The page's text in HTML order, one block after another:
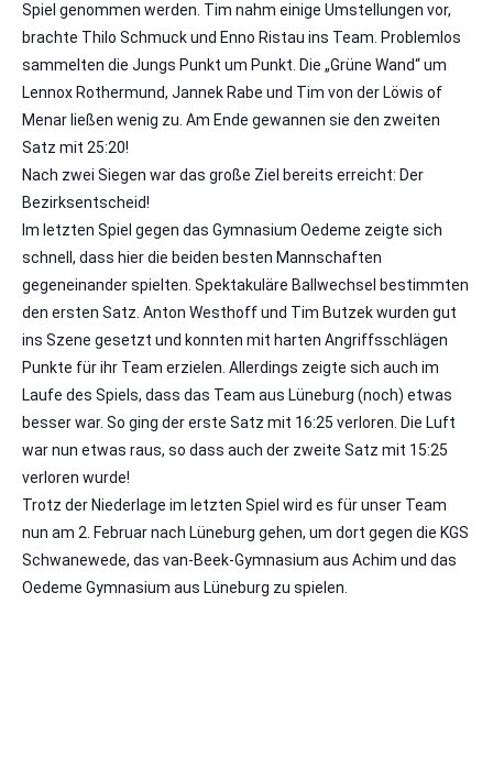
Spiel genommen werden. Tim nahm einige Umstellungen vor,
brachte Thilo Schmuck und Enno Ristau ins Team. Problemlos
sammelten die Jungs Punkt um Punkt. Die „Grüne Wand“ um
Lennox Rothermund, Jannek Rabe und Tim von der Löwis of
Menar ließen wenig zu. Am Ende gewannen sie den zweiten
Satz mit 25:20!
Nach zwei Siegen war das große Ziel bereits erreicht: Der
Bezirksentscheid!
Im letzten Spiel gegen das Gymnasium Oedeme zeigte sich
schnell, dass hier die beiden besten Mannschaften
gegeneinander spielten. Spektakuläre Ballwechsel bestimmten
den ersten Satz. Anton Westhoff und Tim Butzek wurden gut
ins Szene gesetzt und konnten mit harten Angriffsschlägen
Punkte für ihr Team erzielen. Allerdings zeigte sich auch im
Laufe des Spiels, dass das Team aus Lüneburg (noch) etwas
besser war. So ging der erste Satz mit 16:25 verloren. Die Luft
war nun etwas raus, so dass auch der zweite Satz mit 15:25
verloren wurde!
Trotz der Niederlage im letzten Spiel wird es für unser Team
nun am 2. Februar nach Lüneburg gehen, um dort gegen die KGS
Schwanewede, das van-Beek-Gymnasium aus Achim und das
Oedeme Gymnasium aus Lüneburg zu spielen.